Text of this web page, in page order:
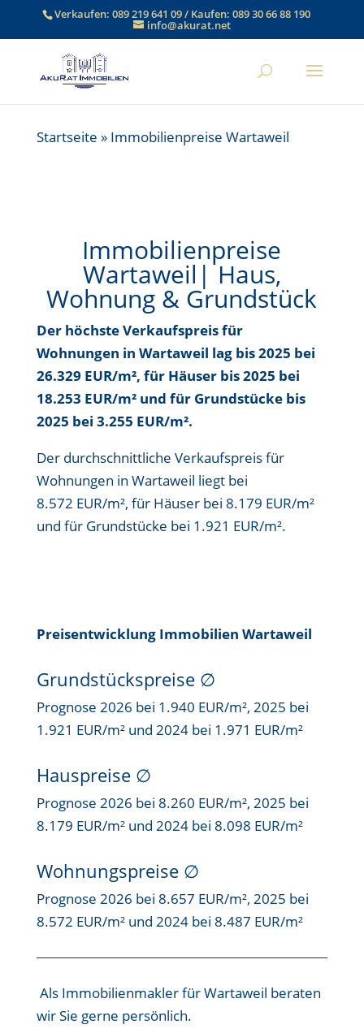
Verkaufen:089 219 641 09/ Kaufen:089 30 66 88 190
info@akurat.net
Startseite » Immobilienpreise Wartaweil
Immobilienpreise
Wartaweil| Haus,
Wohnung & Grundstück
Der höchste Verkaufspreis für
Wohnungen in Wartaweil lag bis2025 bei
26.329 EUR/m², für Häuser bis2025 bei
18.253 EUR/m²und für Grundstücke bis
2025 bei 3.255 EUR/m².
Der durchschnittliche Verkaufspreis für
Wohnungen in Wartaweil liegt bei
8.572 EUR/m², für Häuser bei 8.179 EUR/m²
und für Grundstücke bei 1.921 EUR/m².
Preisentwicklung Immobilien Wartaweil
Grundstückspreise ∅
Prognose 2026 bei 1.940 EUR/m², 2025 bei
1.921 EUR/m² und 2024 bei 1.971 EUR/m²
Hauspreise ∅
Prognose 2026 bei 8.260 EUR/m², 2025 bei
8.179 EUR/m² und 2024 bei 8.098 EUR/m²
Wohnungspreise ∅
Prognose 2026 bei 8.657 EUR/m², 2025 bei
8.572 EUR/m² und 2024 bei 8.487 EUR/m²
AlsImmobilienmakler für Wartaweil beraten
wir Sie gerne persönlich.